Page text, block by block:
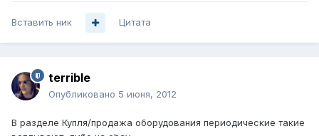
Вставить ник Цитата
terrible
Опубликовано 5 июня, 2012
В разделе Купля/продажа оборудования периодические такие